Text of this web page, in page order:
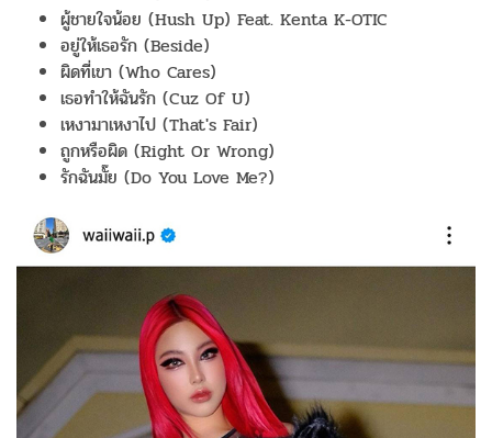
ผู้ชายใจน้อย (Hush Up) Feat. Kenta K-OTIC
อยู่ให้เธอรัก (Beside)
ผิดที่เขา (Who Cares)
เธอทำให้ฉันรัก (Cuz Of U)
เหงามาเหงาไป (That's Fair)
ถูกหรือผิด (Right Or Wrong)
รักฉันมั๊ย (Do You Love Me?)